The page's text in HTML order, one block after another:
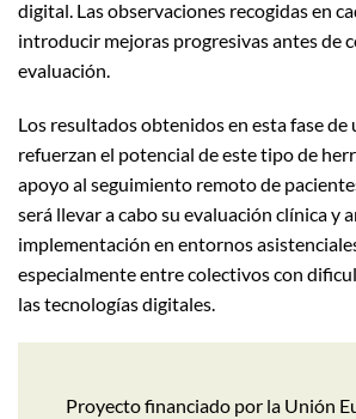
digital. Las observaciones recogidas en
introducir mejoras progresivas antes de
evaluación.
Los resultados obtenidos en esta fase de
refuerzan el potencial de este tipo de
apoyo al seguimiento remoto de
será llevar a cabo su evaluación clínica y
implementación en entornos
especialmente entre colectivos con
las tecnologías digitales.
Proyecto financiado por la Unión